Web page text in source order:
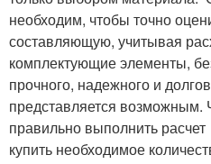
необходим, чтобы точно
составляющую, учитывая
комплектующие элементы,
прочного, надежного и
представляется возможным.
правильно выполнить
купить необходимое